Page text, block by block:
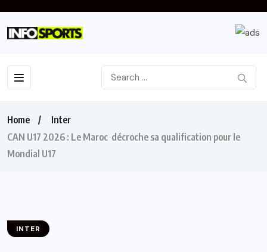
Home
Inter
CAN U17 2026 : Le Maroc décroche sa qualification pour le
Mondial U17
INTER